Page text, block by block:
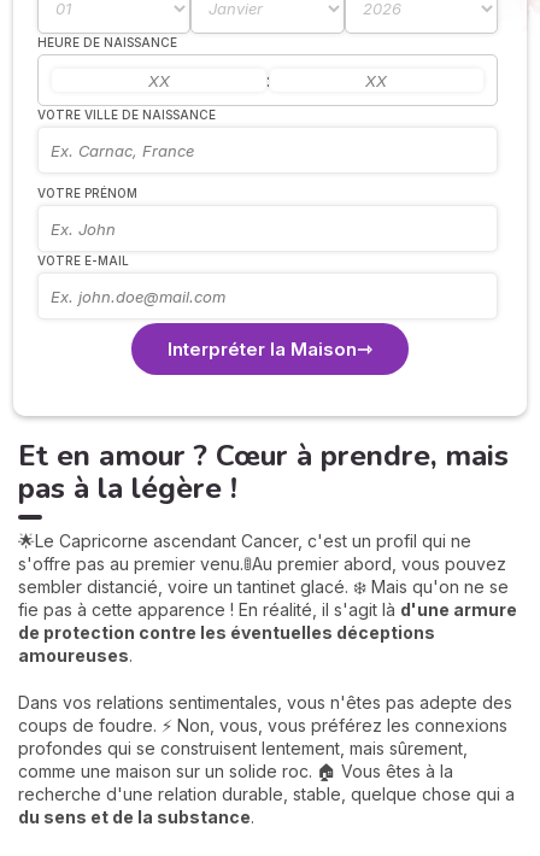
HEURE DE NAISSANCE
:
VOTRE VILLE DE NAISSANCE
VOTRE PRÉNOM
VOTRE E-MAIL
Interpréter la Maison
Et en amour ? Cœur à prendre, mais
pas à la légère !
🌟Le Capricorne ascendant Cancer, c'est un profil qui ne
s'offre pas au premier venu.🚦Au premier abord, vous pouvez
sembler distancié, voire un tantinet glacé. ❄️ Mais qu'on ne se
fie pas à cette apparence ! En réalité, il s'agit là d'une armure
de protection contre les éventuelles déceptions
amoureuses.
Dans vos relations sentimentales, vous n'êtes pas adepte des
coups de foudre. ⚡️ Non, vous, vous préférez les connexions
profondes qui se construisent lentement, mais sûrement,
comme une maison sur un solide roc. 🏠 Vous êtes à la
recherche d'une relation durable, stable, quelque chose qui a
du sens et de la substance.